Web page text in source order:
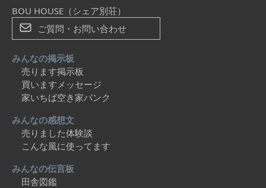
BOU HOUSE（シェア別荘）
ご質問・お問い合わせ
みんなの掲示板
売ります掲示板
買いますメッセージ
家いちば空き家バンク
みんなの感想文
売りました体験談
こんな風に使ってます
みんなの伝言板
田舎図鑑